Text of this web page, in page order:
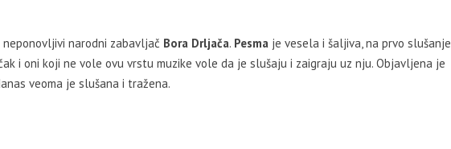
narodni zabavljač Bora Drljača. Pesma je vesela i šaljiva, na prvo slušanje
i oni koji ne vole ovu vrstu muzike vole da je slušaju i zaigraju uz nju. Objavljena je
veoma je slušana i tražena.